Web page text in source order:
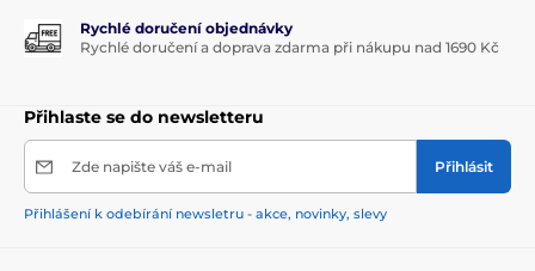
Rychlé doručení objednávky
Rychlé doručení a doprava zdarma při nákupu nad 1690 Kč
Přihlaste se do newsletteru
Zde napište váš e-mail Přihlásit
Přihlášení k odebírání newsletru - akce, novinky, slevy